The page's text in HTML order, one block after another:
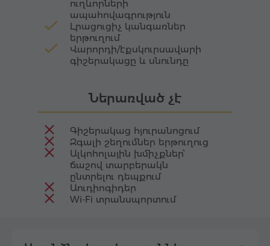
ուղևորների
ապահովագրություն
Լրացուցիչ կանգառներ
երթուղում
Վարորդի/էքսկուրսավարի
գիշերակացը և սնունդը
Ներառված չէ
Գիշերակաց հյուրանոցում
Զգալի շեղումներ երթուղուց
Ալկոհոլային խմիչքներ՝
ճաշով տարբերակն
ընտրելու դեպքում
Աուդիոգիդեր
Wi-Fi տրանսպորտում